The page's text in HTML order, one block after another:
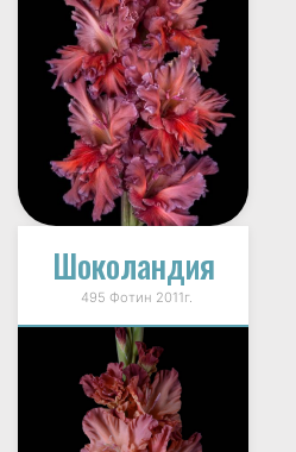
Шоколандия
495 Фотин 2011г.